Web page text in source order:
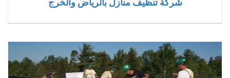
شركة تنظيف منازل بالرياض والخرج